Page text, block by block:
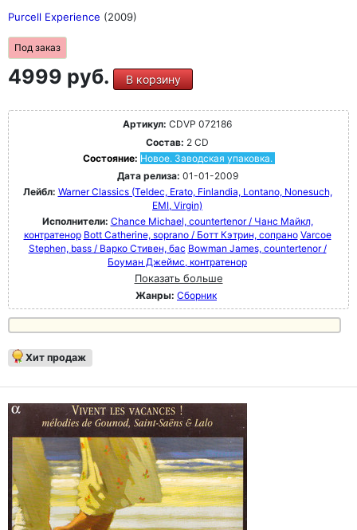
Purcell Experience (2009)
Под заказ
4999 руб. В корзину
Артикул: CDVP 072186
Состав: 2 CD
Состояние: Новое. Заводская упаковка.
Дата релиза: 01-01-2009
Лейбл: Warner Classics (Teldec, Erato, Finlandia, Lontano, Nonesuch,
EMI, Virgin)
Исполнители: Chance Michael, countertenor / Чанс Майкл,
контратенор Bott Catherine, soprano / Ботт Кэтрин, сопрано Varcoe
Stephen, bass / Варко Стивен, бас Bowman James, countertenor /
Боуман Джеймс, контратенор
Показать больше
Жанры: Сборник
Хит продаж